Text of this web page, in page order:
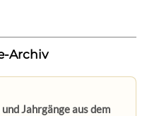
Archiv
Jahrgänge aus dem